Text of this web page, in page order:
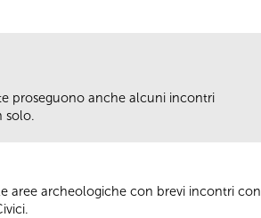
proseguono anche alcuni incontri
solo.
aree archeologiche con brevi incontri con